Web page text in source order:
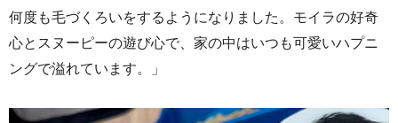
何度も毛づくろいをするようになりました。モイラの好奇
心とスヌーピーの遊び心で、家の中はいつも可愛いハプニ
ングで溢れています。」